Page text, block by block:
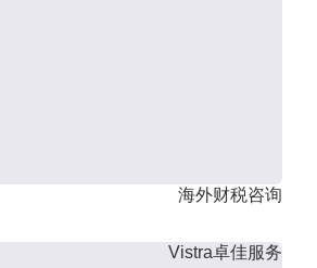
海外财税咨询
Vistra卓佳服务